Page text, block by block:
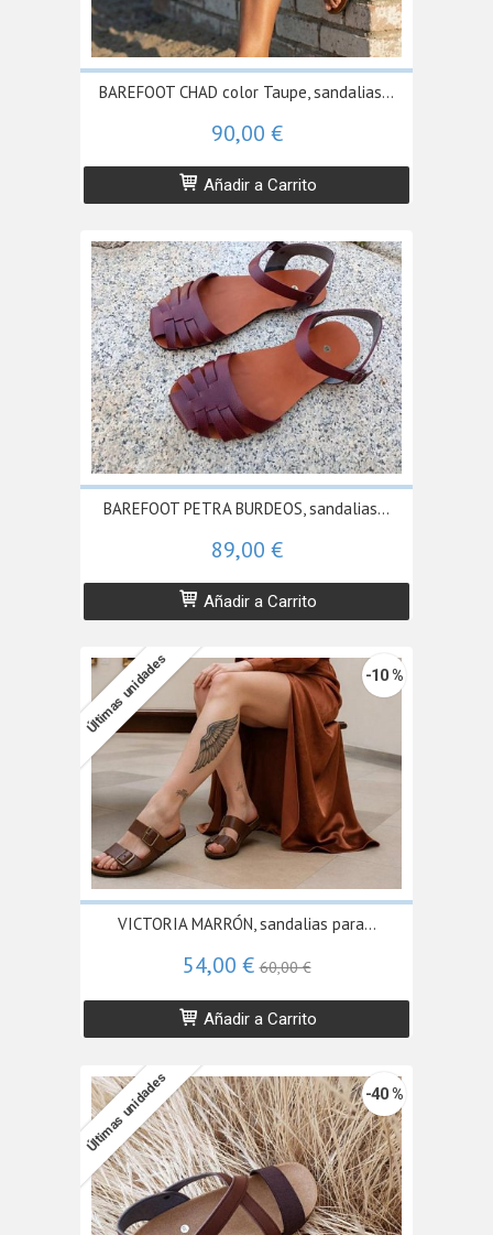
BAREFOOT CHAD color Taupe, sandalias...
90,00 €
Añadir a Carrito
BAREFOOT PETRA BURDEOS, sandalias...
89,00 €
Añadir a Carrito
Últimas unidades -10 %
VICTORIA MARRÓN, sandalias para...
54,00 €60,00 €
Añadir a Carrito
Últimas unidades -40 %